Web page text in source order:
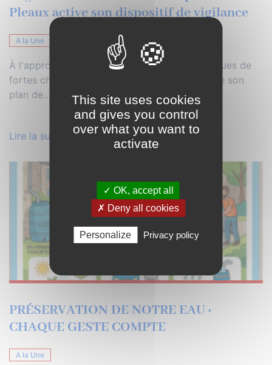
Pleaux active son dispositif de vigilance
A la Une
À l'approche de la période estivale et des risques de
fortes chaleurs, la commune de Pleaux déploie son
plan de…
Lire la suite
PRÉSERVATION DE NOTRE EAU :
CHAQUE GESTE COMPTE
A la Une
This site uses cookies
and gives you control
over what you want to
activate
✓ OK, accept all
✗ Deny all cookies
Personalize Privacy policy